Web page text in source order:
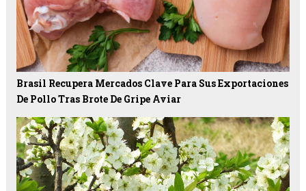
Brasil Recupera Mercados Clave Para Sus Exportaciones
De Pollo Tras Brote De Gripe Aviar